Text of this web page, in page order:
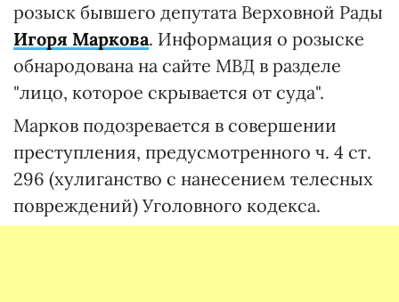
розыск бывшего депутата Верховной Рады
Игоря Маркова. Информация о розыске
обнародована на сайте МВД в разделе
"лицо, которое скрывается от суда".
Марков подозревается в совершении
преступления, предусмотренного ч. 4 ст.
296 (хулиганство с нанесением телесных
повреждений) Уголовного кодекса.